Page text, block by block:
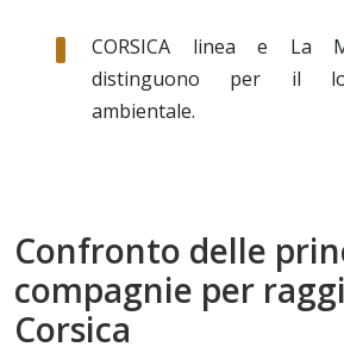
CORSICA linea e La
distinguono per il
ambientale.
Confronto delle
compagnie per
Corsica